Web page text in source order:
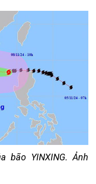
bão YINXING. Ảnh